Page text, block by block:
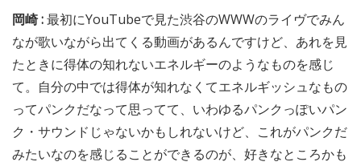
岡崎 :最初にYouTubeで見た渋谷のWWWのライヴでみん
なが歌いながら出てくる動画があるんですけど、あれを見
たときに得体の知れないエネルギーのようなものを感じ
て。自分の中では得体が知れなくてエネルギッシュなもの
ってパンクだなって思ってて、いわゆるパンクっぽいパン
ク・サウンドじゃないかもしれないけど、これがパンクだ
みたいなのを感じることができるのが、好きなところかも